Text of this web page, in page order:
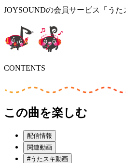
JOYSOUNDの会員サービス「うた
CONTENTS
この曲を楽しむ
配信情報
関連動画
#うたスキ動画